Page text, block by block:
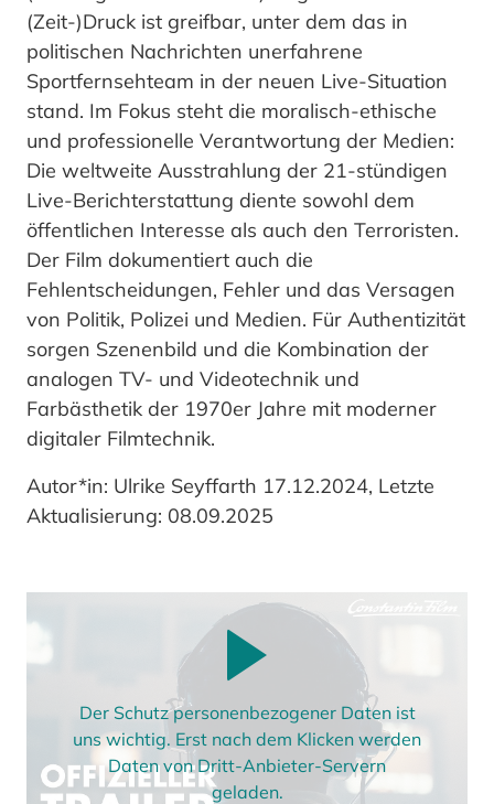
(Zeit-)Druck ist greifbar, unter dem das in
politischen Nachrichten unerfahrene
Sportfernsehteam in der neuen Live-Situation
stand. Im Fokus steht die moralisch-ethische
und professionelle Verantwortung der Medien:
Die weltweite Ausstrahlung der 21-stündigen
Live-Berichterstattung diente sowohl dem
öffentlichen Interesse als auch den Terroristen.
Der Film dokumentiert auch die
Fehlentscheidungen, Fehler und das Versagen
von Politik, Polizei und Medien. Für Authentizität
sorgen Szenenbild und die Kombination der
analogen TV- und Videotechnik und
Farbästhetik der 1970er Jahre mit moderner
digitaler Filmtechnik.
Autor*in: Ulrike Seyffarth 17.12.2024, Letzte
Aktualisierung: 08.09.2025
Der Schutz personenbezogener Daten ist
uns wichtig. Erst nach dem Klicken werden
Daten von Dritt-Anbieter-Servern
geladen.